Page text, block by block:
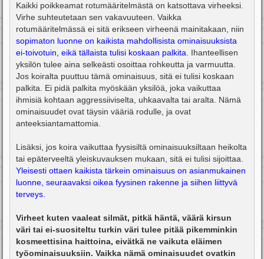
Kaikki poikkeamat rotumääritelmästä on katsottava virheeksi.
Virhe suhteutetaan sen vakavuuteen. Vaikka
rotumääritelmässä ei sitä erikseen virheenä mainitakaan, niin
sopimaton luonne on kaikista mahdollisista ominaisuuksista
ei-toivotuin, eikä tällaista tulisi koskaan palkita . Ihanteellisen
yksilön tulee aina selkeästi osoittaa rohkeutta ja varmuutta.
Jos koiralta puuttuu tämä ominaisuus, sitä ei tulisi koskaan
palkita. Ei pidä palkita myöskään yksilöä, joka vaikuttaa
ihmisiä kohtaan aggressiiviselta, uhkaavalta tai aralta. Nämä
ominaisuudet ovat täysin vääriä rodulle, ja ovat
anteeksiantamattomia.
Lisäksi, jos koira vaikuttaa fyysisiltä ominaisuuksiltaan heikolta
tai epäterveeltä yleiskuvauksen mukaan, sitä ei tulisi sijoittaa.
Yleisesti ottaen kaikista tärkein ominaisuus on asianmukainen
luonne, seuraavaksi oikea fyysinen rakenne ja siihen liittyvä
terveys.
Virheet kuten vaaleat silmät, pitkä häntä, väärä kirsun
väri tai ei-suositeltu turkin väri tulee pitää pikemminkin
kosmeettisina haittoina, eivätkä ne vaikuta eläimen
työominaisuuksiin. Vaikka nämä ominaisuudet ovatkin